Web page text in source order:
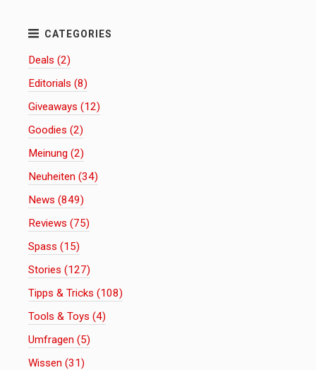
Deals (2)
Editorials (8)
Giveaways (12)
Goodies (2)
Meinung (2)
Neuheiten (34)
News (849)
Reviews (75)
Spass (15)
Stories (127)
Tipps & Tricks (108)
Tools & Toys (4)
Umfragen (5)
Wissen (31)